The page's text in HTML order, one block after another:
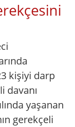
kişiyi darp
davanı
yaşanan
gerekçeli